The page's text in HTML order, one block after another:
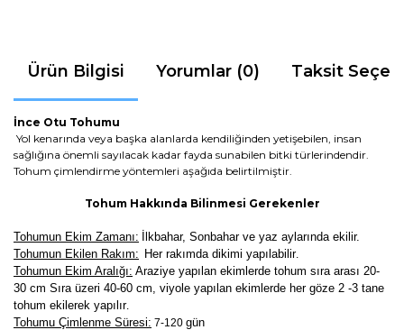
Ürün Bilgisi Yorumlar (0) Taksit
İnce Otu Tohumu
Yol kenarında veya başka alanlarda kendiliğinden yetişebilen, insan
sağlığına önemli sayılacak kadar fayda sunabilen bitki türlerindendir.
Tohum çimlendirme yöntemleri aşağıda belirtilmiştir.
Tohum Hakkında Bilinmesi Gerekenler
Tohumun Ekim Zamanı:
İlkbahar, Sonbahar ve yaz aylarında ekilir.
Tohumun Ekilen Rakım: Her rakımda dikimi yapılabilir.
Tohumun Ekim Aralığı: Araziye yapılan ekimlerde tohum sıra arası 20-
30 cm Sıra üzeri 40-60 cm, viyole yapılan ekimlerde her göze 2 -3 tane
tohum ekilerek yapılır.
Tohumu Çimlenme Süresi: 7-120 gün